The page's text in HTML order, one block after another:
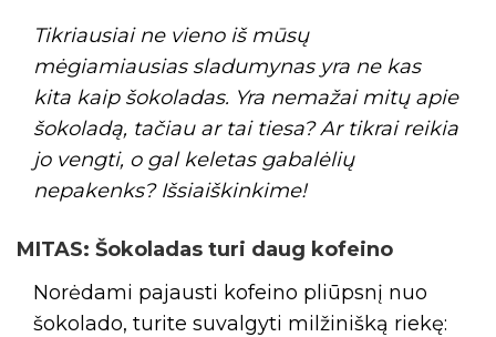
Tikriausiai ne vieno iš mūsų
mėgiamiausias sladumynas yra ne kas
kita kaip šokoladas. Yra nemažai mitų apie
šokoladą, tačiau ar tai tiesa? Ar tikrai reikia
jo vengti, o gal keletas gabalėlių
nepakenks? Išsiaiškinkime!
MITAS: Šokoladas turi daug kofeino
Norėdami pajausti kofeino pliūpsnį nuo
šokolado, turite suvalgyti milžinišką riekę: